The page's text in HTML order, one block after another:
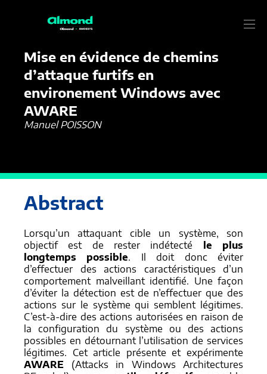
28/05/2024
Mise en évidence de chemins
d’attaque furtifs en
environement Windows avec
AWARE
Manuel POISSON
Abstract
Lorsqu’un attaquant cible un système, son
objectif est de rester indétecté le plus
longtemps possible. Il doit donc éviter
d’effectuer des actions caractéristiques d’un
comportement malveillant identifié. Une façon
d’éviter la détection est de n’effectuer que des
actions sur le système qui semblent légitimes.
C’est-à-dire des actions autorisées en raison de
la configuration du système ou des actions
possibles en détournant l’utilisation de services
légitimes. Cet article présente et expérimente
AWARE (Attacks in Windows Architectures